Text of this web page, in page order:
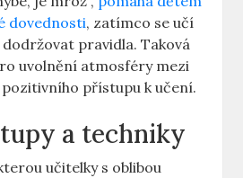
dovednosti, zatímco se učí
pravidla. Taková
uvolnění atmosféry mezi
přístupu k učení.
a techniky
učitelky s oblibou